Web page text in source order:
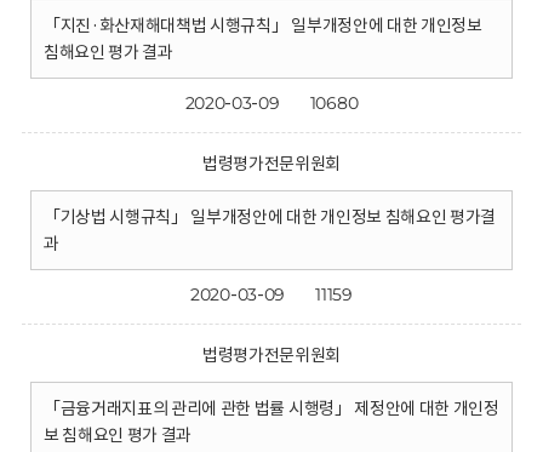
「지진·화산재해대책법 시행규칙」 일부개정안에 대한 개인정보
침해요인 평가 결과
2020-03-09 10680
법령평가전문위원회
「기상법 시행규칙」 일부개정안에 대한 개인정보 침해요인 평가결
과
2020-03-09 11159
법령평가전문위원회
「금융거래지표의 관리에 관한 법률 시행령」 제정안에 대한 개인정
보 침해요인 평가 결과